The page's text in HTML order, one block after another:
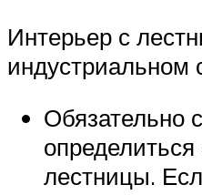
Интерьер с
индустриальном
Обязательно
лестницы.